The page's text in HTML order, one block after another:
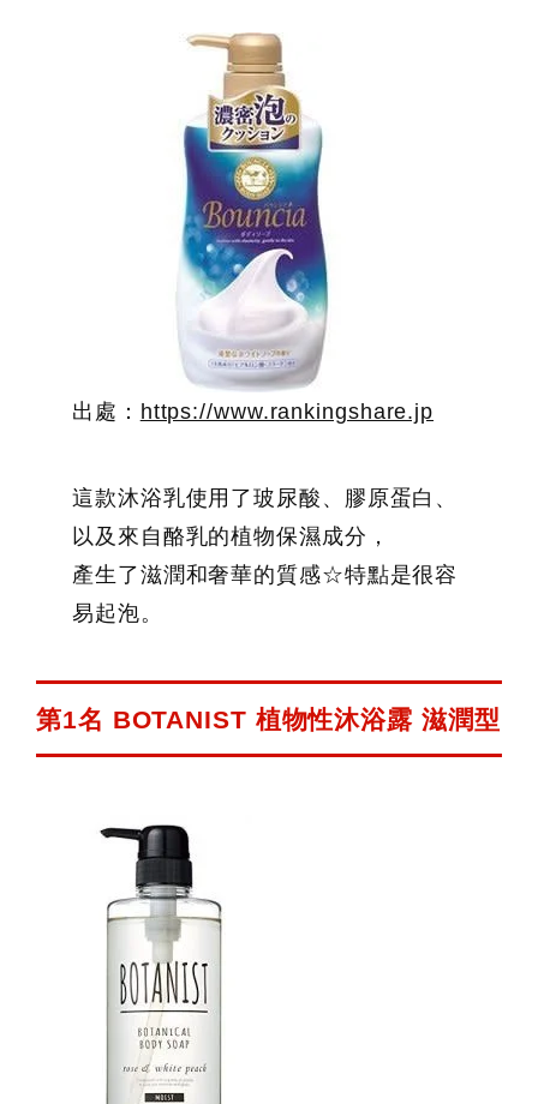
出處： https://www.rankingshare.jp
這款沐浴乳使用了玻尿酸、膠原蛋白、
以及來自酪乳的植物保濕成分，
產生了滋潤和奢華的質感☆特點是很容
易起泡。
第1名 BOTANIST 植物性沐浴露 滋潤型